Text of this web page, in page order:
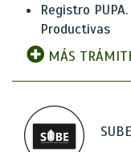
Registro
Productivas
MÁS
SUBE